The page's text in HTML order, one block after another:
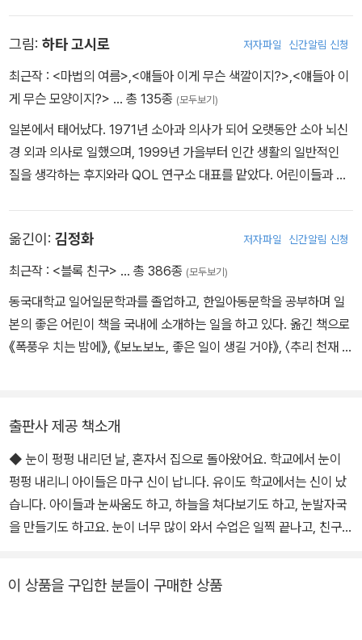
리나라에 소개된 그림책으로는 『똥 박사님의 동물 똥 연구소』, 『나의
첫 오케스트라』, 『나는 우주인』, 『흔들흔들 다리에서』, 『봐도 돼?』,
『눈 내리는 하굣길』, 『마법의 여름』 등이 있다.
그림: 하타 고시로 저자파일 신간알림 신청
최근작 : <마법의 여름>,<얘들아 이게 무슨 색깔이지?>,<얘들아 이
게 무슨 모양이지?> … 총 135종 (모두보기)
일본에서 태어났다. 1971년 소아과 의사가 되어 오랫동안 소아 뇌신
경 외과 의사로 일했으며, 1999년 가을부터 인간 생활의 일반적인
질을 생각하는 후지와라 QOL 연구소 대표를 맡았다. 어린이들과 더
문화상을 수상했다.
옮긴이: 김정화 저자파일 신간알림 신청
최근작 : <블록 친구> … 총 386종 (모두보기)
동국대학교 일어일문학과를 졸업하고, 한일아동문학을 공부하며 일
본의 좋은 어린이 책을 국내에 소개하는 일을 하고 있다. 옮긴 책으로
《폭풍우 치는 밤에》, 《보노보노, 좋은 일이 생길 거야》, 〈추리 천재 엉
출판사 제공 책소개
◆ 눈이 펑펑 내리던 날, 혼자서 집으로 돌아왔어요. 학교에서 눈이
펑펑 내리니 아이들은 마구 신이 납니다. 유이도 학교에서는 신이 났
습니다. 아이들과 눈싸움도 하고, 하늘을 쳐다보기도 하고, 눈발자국
을 만들기도 하고요. 눈이 너무 많이 와서 수업은 일찍 끝나고, 친구들
집에 가야 합니다. 혼자 버스를 기다려야 하는 상황에서 눈은 이제 하
이 상품을 구입한 분들이 구매한 상품